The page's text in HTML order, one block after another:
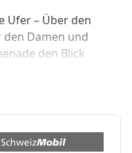
Ufer – Über den
den Damen und
den Blick
Vorbei am
Ennetbürgen,